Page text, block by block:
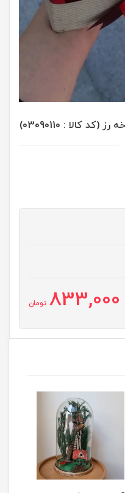
833,000 تومان